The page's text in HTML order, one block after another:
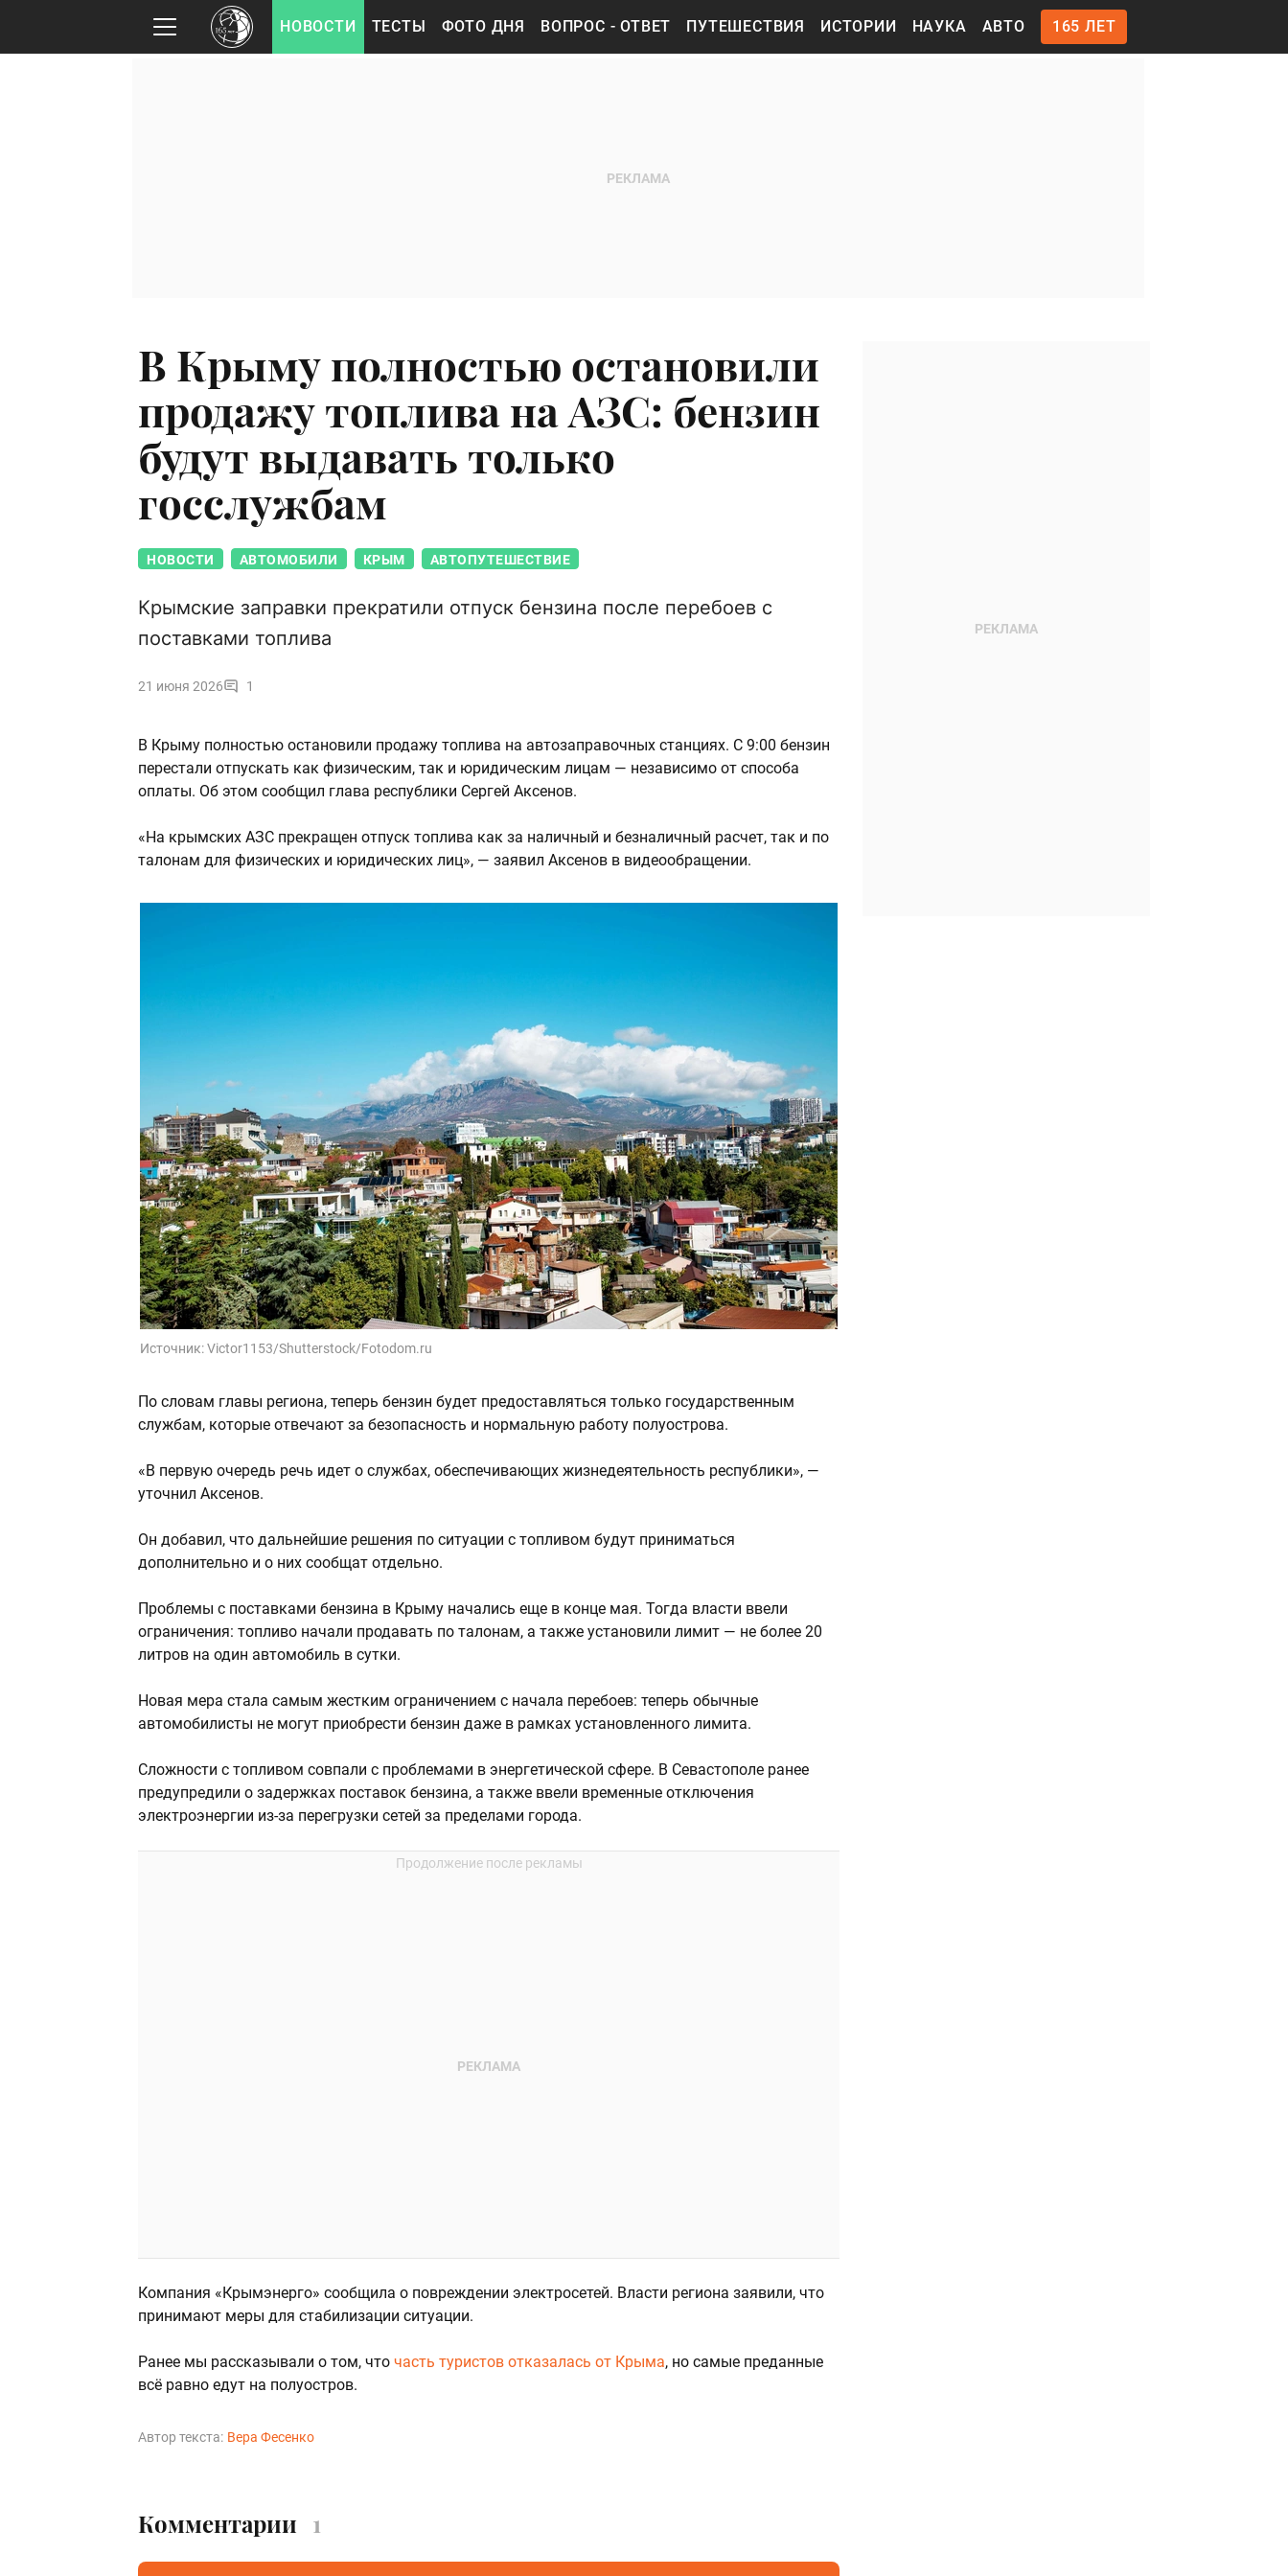
НОВОСТИ ТЕСТЫ ФОТО ДНЯ ВОПРОС - ОТВЕТ ПУТЕШЕСТВИЯ ИСТОРИИ НАУКА АВТО 165 ЛЕТ
В Крыму полностью остановили
продажу топлива на АЗС: бензин
будут выдавать только
госслужбам
НОВОСТИ АВТОМОБИЛИ КРЫМ АВТОПУТЕШЕСТВИЕ
Крымские заправки прекратили отпуск бензина после перебоев с
поставками топлива
21 июня 2026 1
В Крыму полностью остановили продажу топлива на автозаправочных станциях. С 9:00 бензин
перестали отпускать как физическим, так и юридическим лицам — независимо от способа
оплаты. Об этом сообщил глава республики Сергей Аксенов.
«На крымских АЗС прекращен отпуск топлива как за наличный и безналичный расчет, так и по
талонам для физических и юридических лиц», — заявил Аксенов в видеообращении.
Источник:Victor1153/Shutterstock/Fotodom.ru
По словам главы региона, теперь бензин будет предоставляться только государственным
службам, которые отвечают за безопасность и нормальную работу полуострова.
«В первую очередь речь идет о службах, обеспечивающих жизнедеятельность республики», —
уточнил Аксенов.
Он добавил, что дальнейшие решения по ситуации с топливом будут приниматься
дополнительно и о них сообщат отдельно.
Проблемы с поставками бензина в Крыму начались еще в конце мая. Тогда власти ввели
ограничения: топливо начали продавать по талонам, а также установили лимит — не более 20
литров на один автомобиль в сутки.
Новая мера стала самым жестким ограничением с начала перебоев: теперь обычные
автомобилисты не могут приобрести бензин даже в рамках установленного лимита.
Сложности с топливом совпали с проблемами в энергетической сфере. В Севастополе ранее
предупредили о задержках поставок бензина, а также ввели временные отключения
электроэнергии из-за перегрузки сетей за пределами города.
Компания «Крымэнерго» сообщила о повреждении электросетей. Власти региона заявили, что
принимают меры для стабилизации ситуации.
Ранее мы рассказывали о том, что часть туристов отказалась от Крыма, но самые преданные
всё равно едут на полуостров.
Автор текста: Вера Фесенко
Комментарии 1